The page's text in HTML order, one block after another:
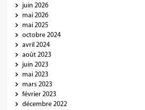
juin 2026
mai 2026
mai 2025
octobre 2024
avril 2024
août 2023
juin 2023
mai 2023
mars 2023
février 2023
décembre 2022